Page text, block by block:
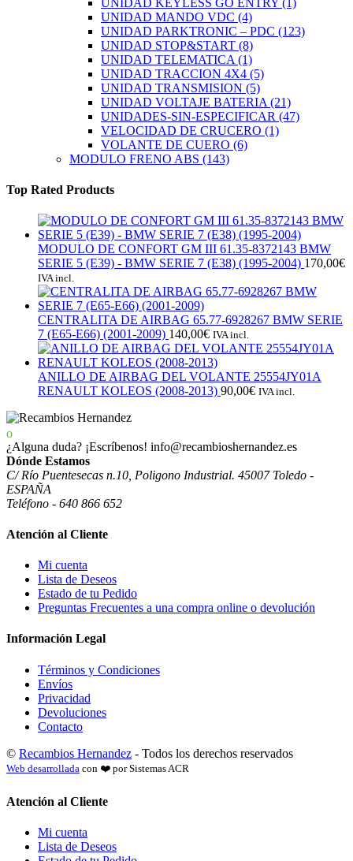
UNIDAD MANDO VDC (4)
UNIDAD PARKTRONIC – PDC (123)
UNIDAD STOP&START (8)
UNIDAD TELEMATICA (1)
UNIDAD TRACCION 4X4 (5)
UNIDAD TRANSMISION (5)
UNIDAD VOLTAJE BATERIA (21)
UNIDADES-SIN-ESPECIFICAR (47)
VELOCIDAD DE CRUCERO (1)
VOLANTE DE CUERO (6)
MODULO FRENO ABS (143)
Top Rated Products
MODULO DE CONFORT GM III 61.35-8372143 BMW
SERIE 5 (E39) - BMW SERIE 7 (E38) (1995-2004) 170,00€
IVA incl.
CENTRALITA DE AIRBAG 65.77-6928267 BMW SERIE
7 (E65-E66) (2001-2009) 140,00€ IVA incl.
ANILLO DE AIRBAG DEL VOLANTE 25554JY01A
RENAULT KOLEOS (2008-2013) 90,00€ IVA incl.
¿Alguna duda? ¡Escríbenos! info@recambioshernandez.es
Dónde Estamos
C/ Río Puentesecas n.10, Poligono Industrial. 45007 Toledo -
ESPAÑA
Teléfono - 640 866 652
Atención al Cliente
Mi cuenta
Lista de Deseos
Estado de tu Pedido
Preguntas Frecuentes a una compra online o devolución
Información Legal
Términos y Condiciones
Envíos
Privacidad
Devoluciones
Contacto
© Recambios Hernandez - Todos los derechos reservados
Web desarrollada con ❤️ por Sistemas ACR
Atención al Cliente
Mi cuenta
Lista de Deseos